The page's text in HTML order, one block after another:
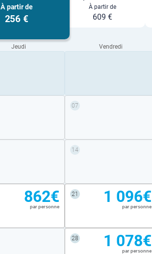
À partir de
256 €
À partir de
609 €
Jeudi Vendredi
07
14
862€
par personne
21 1 096€
par personne
28 1 078€
par personne